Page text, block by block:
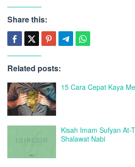
Share this:
Related posts:
15 Cara Cepat Kaya
Kisah Imam Sufyan At-
Shalawat Nabi